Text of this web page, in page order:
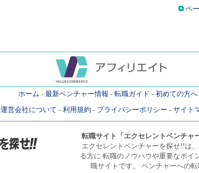
ペ
ホーム - 最新ベンチャー情報 - 転職ガイド - 初めての方へ
運営会社について - 利用規約 - プライバシーポリシー - サイト
転職サイト
「エクセレントベンチ
エクセレントベンチャーを探せ!!は
る方に 転職のノウハウや重要なポイ
職サイトです。 ベンチャーへの